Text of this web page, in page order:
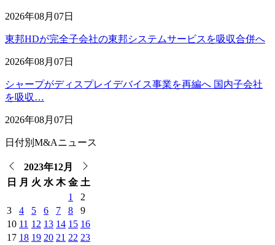
2026年08月07日
東邦HDが完全子会社の東邦システムサービスを吸収合併へ
2026年08月07日
シャープがディスプレイデバイス事業を再編へ 国内子会社
を吸収…
2026年08月07日
日付別M&Aニュース
2023年12月
日 月 火 水 木 金 土
1
2
3
4 5 6 7 8
9
10 11 12 13 14 15 16
17 18 19 20 21 22 23